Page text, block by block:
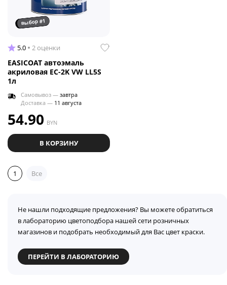
выбор #1
5.0 2 оценки
EASICOAT автоэмаль
акриловая EC-2K VW LL5S
1л
Самовывоз — завтра
Доставка — 11 августа
54.90 BYN
В КОРЗИНУ
1 Все
Не нашли подходящие предложения? Вы можете обратиться
в лабораторию цветоподбора нашей сети розничных
магазинов и подобрать необходимый для Вас цвет краски.
ПЕРЕЙТИ В ЛАБОРАТОРИЮ